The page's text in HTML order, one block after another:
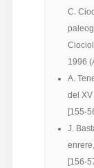
C.
1996
A.
del
[155-
J.
[156-